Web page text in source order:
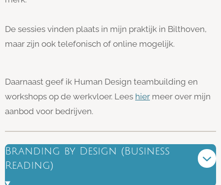
De sessies vinden plaats in mijn praktijk in Bilthoven,
maar zijn ook telefonisch of online mogelijk.
Daarnaast geef ik Human Design teambuilding en
workshops op de werkvloer. Lees hier meer over mijn
aanbod voor bedrijven.
Branding by Design (Business
Reading)